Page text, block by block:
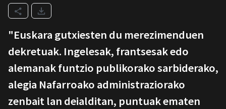
"Euskara gutxiesten du merezimenduen
dekretuak. Ingelesak, frantsesak edo
alemanak funtzio publikorako sarbiderako,
alegia Nafarroako administraziorako
zenbait lan deialditan, puntuak ematen